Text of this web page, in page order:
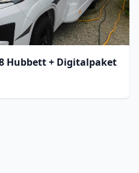
Hubbett + Digitalpaket